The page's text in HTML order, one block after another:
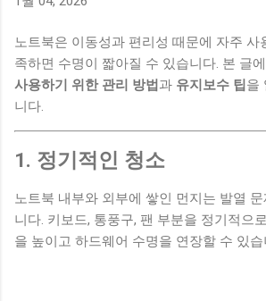
는 것이 중요했습니다. 이 과정을 통해 불
줄일 수 있었습니다. 2. 계좌 잔액 확인하기
현재 계좌 잔액을 확인하는 습관을 만들
이지만 소비에 대한 인식을 높이는 데 도
하나만으로도 충동적인 소비가 줄어드는
커피 대신 집에서 준비하기 아침에 카페를
이 변화는 작은 것처럼 보였지만 꾸준히 이
를 시작하면서 “오늘 꼭 필요한 소비인가”
시간을 가졌습니다. 이 질문 하나만으로도
이는 데 효과가 있었습니다. 5. 짧은 정리
노트북은 이동성과 편리성 때문에 자주 사
족하면 수명이 짧아질 수 있습니다. 본 글
사용하기 위한 관리 방법 과 유지보수 팁 을
니다.
1. 정기적인 청소
노트북 내부와 외부에 쌓인 먼지는 발열
니다. 키보드, 통풍구, 팬 부분을 정기적으
을 높이고 하드웨어 수명을 연장할 수 있습